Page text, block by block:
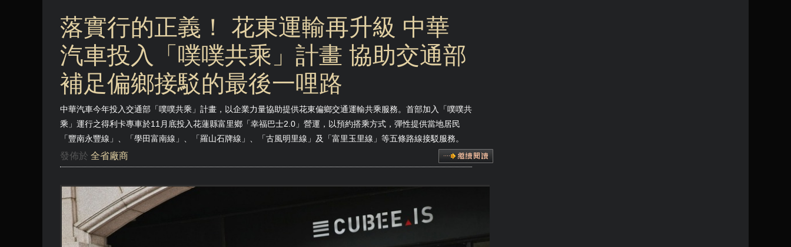
落實行的正義！ 花東運輸再升級 中華
汽車投入「噗噗共乘」計畫 協助交通部
補足偏鄉接駁的最後一哩路
中華汽車今年投入交通部「噗噗共乘」計畫，以企業力量協助提供花東偏鄉交通運輸共乘服務。首部加入「噗噗共
乘」運行之得利卡專車於11月底投入花蓮縣富里鄉「幸福巴士2.0」營運，以預約搭乘方式，彈性提供當地居民
「豐南永豐線」、「學田富南線」、「羅山石牌線」、「古風明里線」及「富里玉里線」等五條路線接駁服務。
發佈於 全省廠商